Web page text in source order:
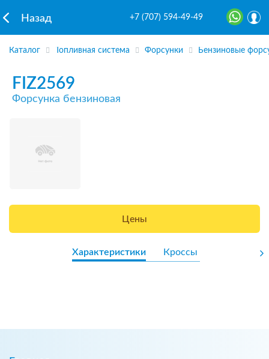
Назад +7 (707) 594-49-49
Каталог Топливная система Форсунки Бензиновые
FIZ2569
Форсунка бензиновая
Цены
Характеристики Кроссы